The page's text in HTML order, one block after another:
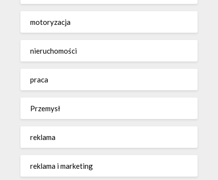
motoryzacja
nieruchomości
praca
Przemysł
reklama
reklama i marketing